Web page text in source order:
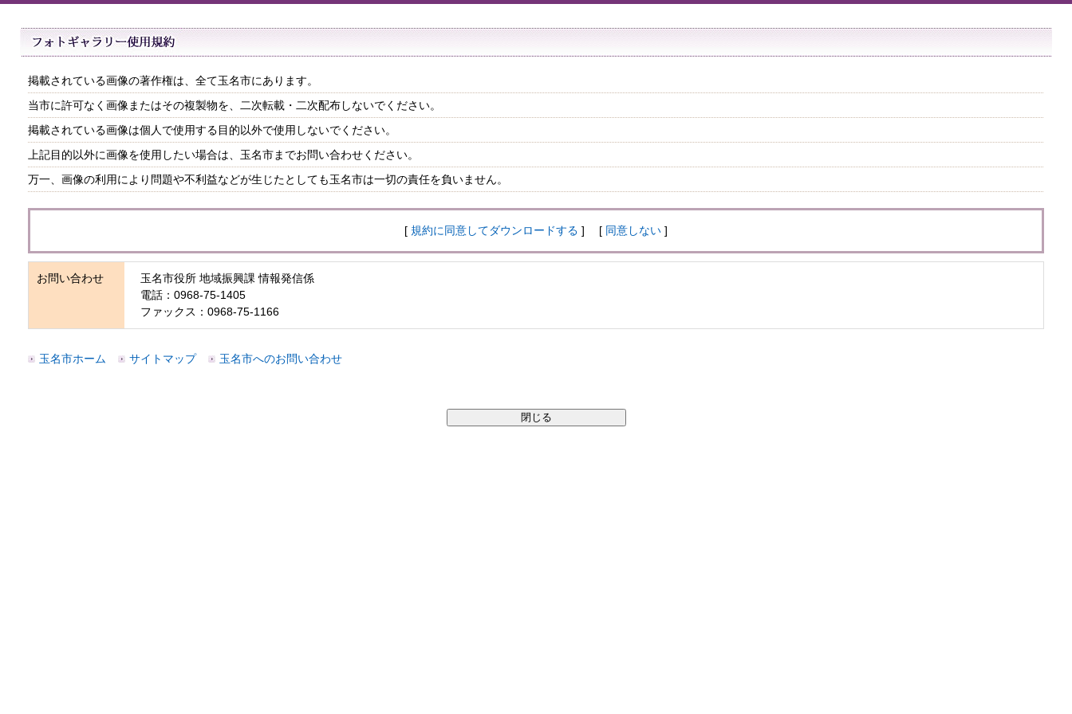
掲載されている画像の著作権は、全て玉名市にあります。
当市に許可なく画像またはその複製物を、二次転載・二次配布しないでください。
掲載されている画像は個人で使用する目的以外で使用しないでください。
上記目的以外に画像を使用したい場合は、玉名市までお問い合わせください。
万一、画像の利用により問題や不利益などが生じたとしても玉名市は一切の責任を負いません。
[ 規約に同意してダウンロードする ] [ 同意しない ]
お問い合わせ
玉名市役所 地域振興課 情報発信係
電話：0968-75-1405
ファックス：0968-75-1166
玉名市ホーム サイトマップ 玉名市へのお問い合わせ